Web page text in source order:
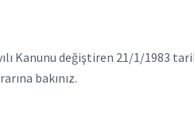
Kanunu değiştiren 21/1/1983
bakınız.